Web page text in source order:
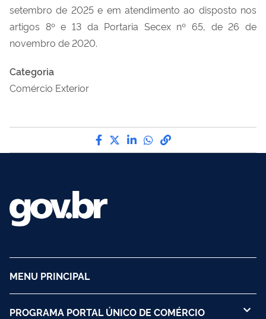
setembro de 2025 e em atendimento ao disposto nos
artigos 8º e 13 da Portaria Secex nº 65, de 26 de
novembro de 2020.
Categoria
Comércio Exterior
Compartilhe por Facebook
Compartilhe por Twitter
Compartilhe por
Compartilhe por
link para Copiar
MENU PRINCIPAL
PROGRAMA PORTAL ÚNICO DE COMÉRCIO